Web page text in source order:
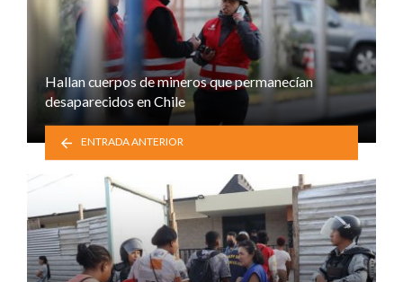
Hallan cuerpos de mineros que permanecían
desaparecidos en Chile
ENTRADA ANTERIOR